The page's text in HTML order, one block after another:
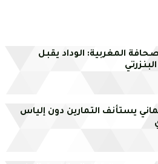
المغربية: الوداد يقبل
يستأنف التمارين دون إلياس